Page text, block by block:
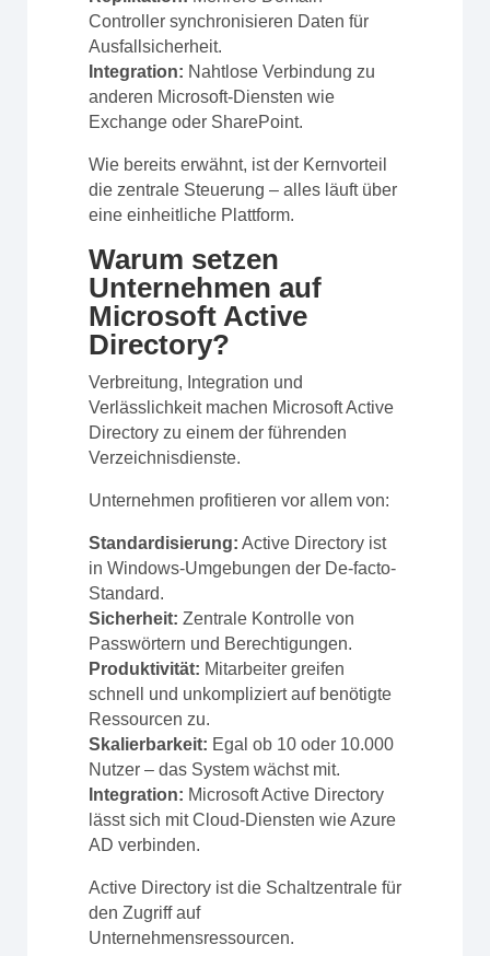
Controller synchronisieren Daten für
Ausfallsicherheit.
Integration: Nahtlose Verbindung zu
anderen Microsoft-Diensten wie
Exchange oder SharePoint.
Wie bereits erwähnt, ist der Kernvorteil
die zentrale Steuerung – alles läuft über
eine einheitliche Plattform.
Warum setzen
Unternehmen auf
Microsoft Active
Directory?
Verbreitung, Integration und
Verlässlichkeit machen Microsoft Active
Directory zu einem der führenden
Verzeichnisdienste.
Unternehmen profitieren vor allem von:
Standardisierung: Active Directory ist
in Windows-Umgebungen der De-facto-
Standard.
Sicherheit: Zentrale Kontrolle von
Passwörtern und Berechtigungen.
Produktivität: Mitarbeiter greifen
schnell und unkompliziert auf benötigte
Ressourcen zu.
Skalierbarkeit: Egal ob 10 oder 10.000
Nutzer – das System wächst mit.
Integration: Microsoft Active Directory
lässt sich mit Cloud-Diensten wie Azure
AD verbinden.
Active Directory ist die Schaltzentrale für
den Zugriff auf
Unternehmensressourcen.